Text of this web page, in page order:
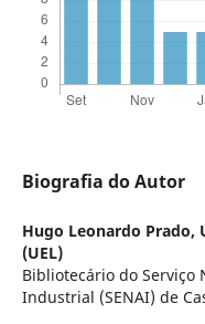
Biografia do Autor
Hugo Leonardo Prado,
(UEL)
Bibliotecário do Serviço
Industrial (SENAI) de